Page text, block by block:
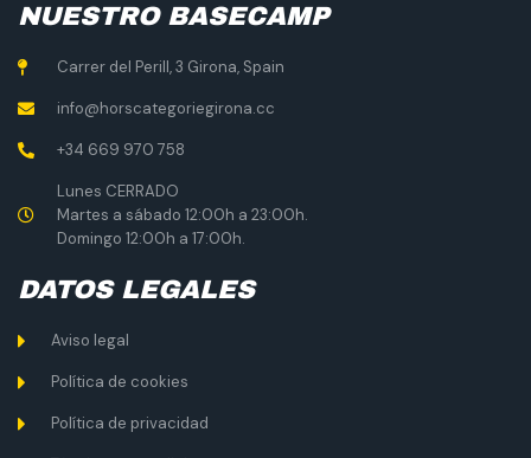
NUESTRO BASECAMP
Carrer del Perill, 3 Girona, Spain
info@horscategoriegirona.cc
+34 669 970 758
Lunes CERRADO
Martes a sábado 12:00h a 23:00h.
Domingo 12:00h a 17:00h.
DATOS LEGALES
Aviso legal
Política de cookies
Política de privacidad